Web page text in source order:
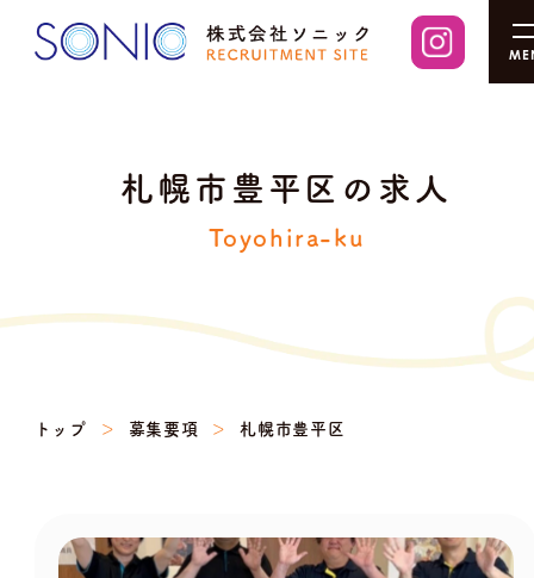
札幌市豊平区の求人
Toyohira-ku
トップ 募集要項 札幌市豊平区